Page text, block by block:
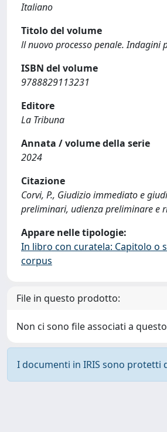
Italiano
Titolo del volume
ll nuovo processo penale.
ISBN del volume
9788829113231
Editore
La Tribuna
Annata / volume della serie
2024
Citazione
Corvi, P., Giudizio immediato e
preliminari, udienza preliminare e
Appare nelle tipologie:
In libro con curatela: Capitolo o
corpus
File in questo prodotto:
Non ci sono file associati a
I documenti in IRIS sono protetti